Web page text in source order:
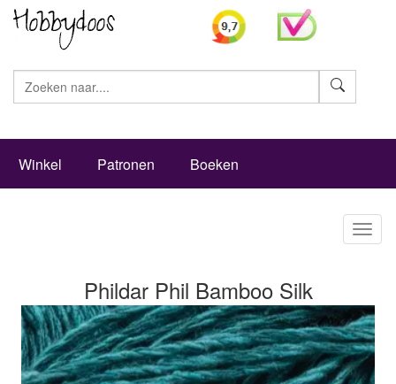
Winkel Patronen Boeken
Phildar Phil Bamboo Silk